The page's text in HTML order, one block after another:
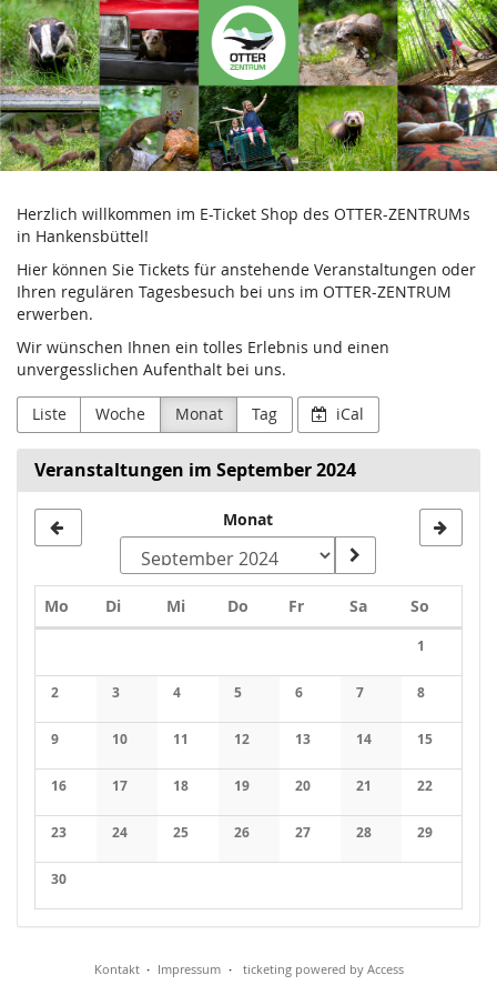
Zum
Haupt-
Inhalt
springen
Aktion
Fischotterschutz
e.V.
Herzlich willkommen im E-Ticket Shop des OTTER-ZENTRUMs
in Hankensbüttel!
Hier können Sie Tickets für anstehende Veranstaltungen oder
Ihren regulären Tagesbesuch bei uns im OTTER-ZENTRUM
erwerben.
Wir wünschen Ihnen ein tolles Erlebnis und einen
unvergesslichen Aufenthalt bei uns.
Liste Woche Monat Tag iCal
Veranstaltungen im September 2024
Monat
Mo Montag
DiDienstag
MiMittwoch
Do Donnerstag
FrFreitagSaSamstag
So
1
Keine
2
Keine Veranstaltungen
3
Keine Veranstaltungen
4
Keine Veranstaltungen
5
Keine Veranstaltungen
6
Keine Veranstaltungen
7
Keine
8
Keine
9
Keine Veranstaltungen
10
Keine Veranstaltungen
11
Keine Veranstaltungen
12
Keine Veranstaltungen
13
Keine Veranstaltungen
14
Keine
15
Keine
16
Keine Veranstaltungen
17
Keine Veranstaltungen
18
Keine Veranstaltungen
19
Keine Veranstaltungen
20
Keine Veranstaltungen
21
Keine
22
Keine
23
Keine Veranstaltungen
24
Keine Veranstaltungen
25
Keine Veranstaltungen
26
Keine Veranstaltungen
27
Keine Veranstaltungen
28
Keine
29
Keine
30
Keine Veranstaltungen
Kontakt Impressum ticketing powered by Access